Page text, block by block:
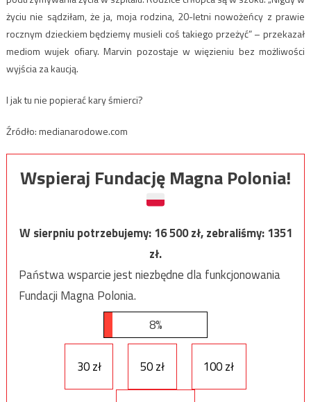
życiu nie sądziłam, że ja, moja rodzina, 20-letni nowożeńcy z prawie
rocznym dzieckiem będziemy musieli coś takiego przeżyć” – przekazał
mediom wujek ofiary. Marvin pozostaje w więzieniu bez możliwości
wyjścia za kaucją.
I jak tu nie popierać kary śmierci?
Źródło: medianarodowe.com
Wspieraj Fundację Magna Polonia!
W sierpniu potrzebujemy:16 500zł, zebraliśmy:1351
zł.
Państwa wsparcie jest niezbędne dla funkcjonowania
Fundacji Magna Polonia.
8%
30 zł 50 zł 100 zł